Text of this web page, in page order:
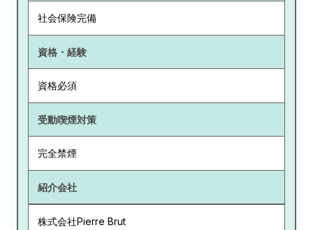
社会保険完備
資格・経験
資格必須
受動喫煙対策
完全禁煙
紹介会社
株式会社Pierre Brut